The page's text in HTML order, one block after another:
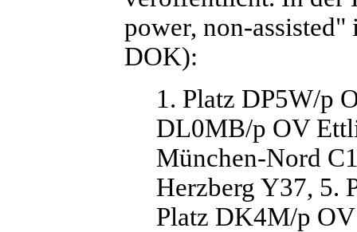
power, non-
DOK):
1. Platz DP5W/p
DL0MB/p OV
München-Nord
Herzberg Y37, 5.
Platz DK4M/p